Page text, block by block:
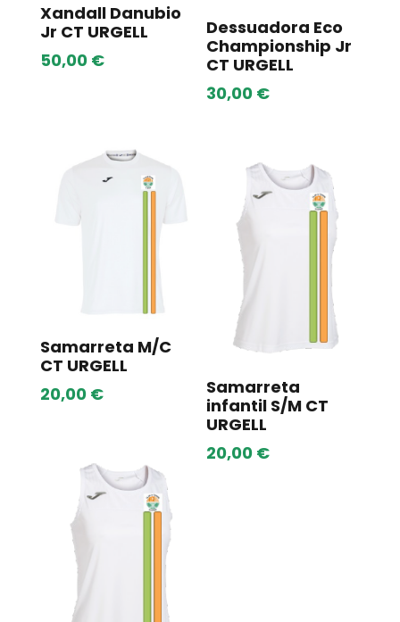
Xandall Danubio
Jr CT URGELL
50,00 €
Dessuadora Eco
Championship Jr
CT URGELL
30,00 €
Samarreta M/C
CT URGELL
20,00 €
Samarreta
infantil S/M CT
URGELL
20,00 €